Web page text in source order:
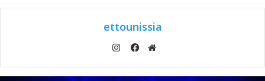
ettounissia
الويب